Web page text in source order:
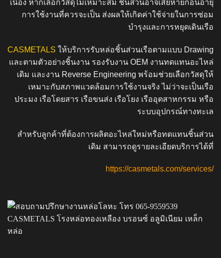
เนื่อง หากเลือกวัสดุไม่เหมาะสม ชิ้นส่วนอาจเสียหายก่อนอายุ
การใช้งานที่ควรจะเป็น ส่งผลให้เกิดค่าใช้จ่ายในการซ่อม
บำรุงและการหยุดเดินเรือ
CASMETALS ให้บริการรับหล่อชิ้นส่วนเรือตามแบบ Drawing
และตามตัวอย่างชิ้นงาน รองรับงาน OEM งานทดแทนอะไหล่
เดิม และงาน Reverse Engineering พร้อมช่วยเลือกวัสดุให้
เหมาะกับสภาพแวดล้อมการใช้งานจริง ไม่ว่าจะเป็นเรือ
ประมง เรือโดยสาร เรือขนส่ง เรือโยง เรืออุตสาหกรรม หรือ
ระบบอุปกรณ์ทางทะเล
สำหรับลูกค้าที่ต้องการผลิตอะไหล่ใหม่หรือทดแทนชิ้นส่วน
เดิม สามารถดูรายละเอียดบริการได้ที่
https://casmetals.com/services/